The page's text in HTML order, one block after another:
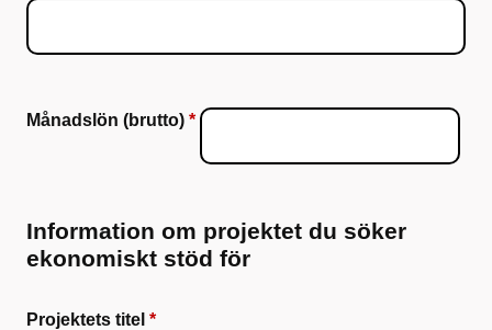
Månadslön (brutto)
Information om projektet du söker
ekonomiskt stöd för
Projektets titel